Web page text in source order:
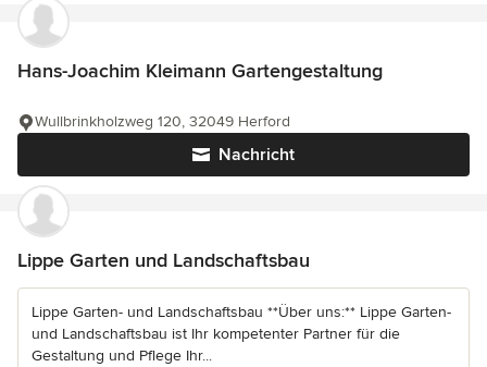
Hans-Joachim Kleimann Gartengestaltung
Nachricht
Wullbrinkholzweg 120, 32049 Herford
Lippe Garten und Landschaftsbau
Lippe Garten- und Landschaftsbau **Über uns:** Lippe Garten-
und Landschaftsbau ist Ihr kompetenter Partner für die
Gestaltung und Pflege Ihr...